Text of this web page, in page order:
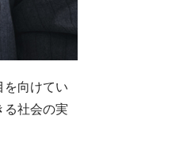
を向けてい
る社会の実